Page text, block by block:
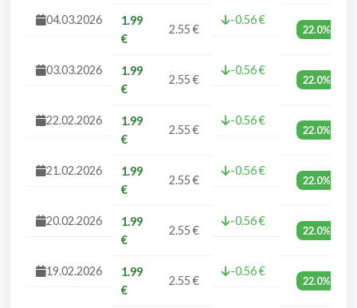
04.03.2026
1.99
€
2.55 €
-0.56 €
22.0%
03.03.2026
1.99
€
2.55 €
-0.56 €
22.0%
22.02.2026
1.99
€
2.55 €
-0.56 €
22.0%
21.02.2026
1.99
€
2.55 €
-0.56 €
22.0%
20.02.2026
1.99
€
2.55 €
-0.56 €
22.0%
19.02.2026
1.99
€
2.55 €
-0.56 €
22.0%